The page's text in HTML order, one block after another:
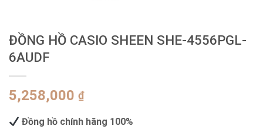
ĐỒNG HỒ CASIO SHEEN SHE-4556PGL-
6AUDF
5,258,000 ₫
Đồng hồ chính hãng 100%